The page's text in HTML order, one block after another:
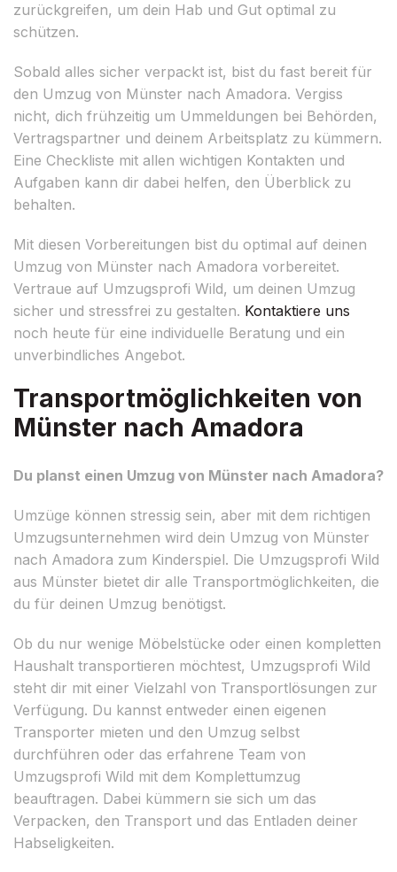
zurückgreifen, um dein Hab und Gut optimal zu
schützen.
Sobald alles sicher verpackt ist, bist du fast bereit für
den Umzug von Münster nach Amadora. Vergiss
nicht, dich frühzeitig um Ummeldungen bei Behörden,
Vertragspartner und deinem Arbeitsplatz zu kümmern.
Eine Checkliste mit allen wichtigen Kontakten und
Aufgaben kann dir dabei helfen, den Überblick zu
behalten.
Mit diesen Vorbereitungen bist du optimal auf deinen
Umzug von Münster nach Amadora vorbereitet.
Vertraue auf Umzugsprofi Wild, um deinen Umzug
sicher und stressfrei zu gestalten. Kontaktiere uns
noch heute für eine individuelle Beratung und ein
unverbindliches Angebot.
Transportmöglichkeiten von
Münster nach Amadora
Du planst einen Umzug von Münster nach Amadora?
Umzüge können stressig sein, aber mit dem richtigen
Umzugsunternehmen wird dein Umzug von Münster
nach Amadora zum Kinderspiel. Die Umzugsprofi Wild
aus Münster bietet dir alle Transportmöglichkeiten, die
du für deinen Umzug benötigst.
Ob du nur wenige Möbelstücke oder einen kompletten
Haushalt transportieren möchtest, Umzugsprofi Wild
steht dir mit einer Vielzahl von Transportlösungen zur
Verfügung. Du kannst entweder einen eigenen
Transporter mieten und den Umzug selbst
durchführen oder das erfahrene Team von
Umzugsprofi Wild mit dem Komplettumzug
beauftragen. Dabei kümmern sie sich um das
Verpacken, den Transport und das Entladen deiner
Habseligkeiten.